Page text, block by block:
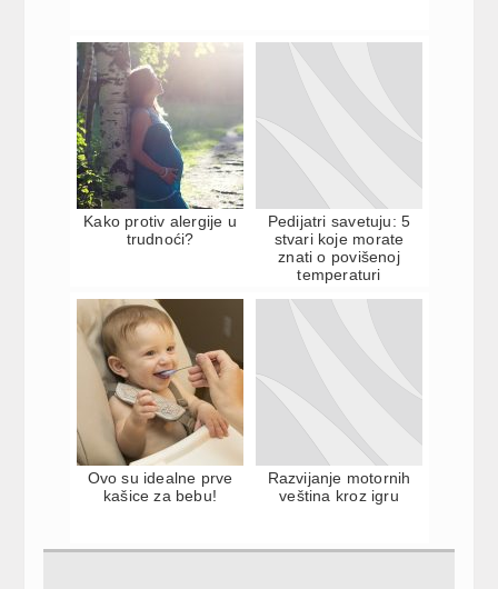
Kako protiv alergije u
trudnoći?
Pedijatri savetuju: 5
stvari koje morate
znati o povišenoj
temperaturi
Ovo su idealne prve
kašice za bebu!
Razvijanje motornih
veština kroz igru